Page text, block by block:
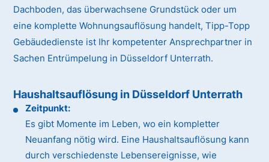
Dachboden, das überwachsene Grundstück oder um
eine komplette Wohnungsauflösung handelt, Tipp-Topp
Gebäudedienste ist Ihr kompetenter Ansprechpartner in
Sachen Entrümpelung in Düsseldorf Unterrath.
Haushaltsauflösung in Düsseldorf Unterrath
Zeitpunkt:
Es gibt Momente im Leben, wo ein kompletter
Neuanfang nötig wird. Eine Haushaltsauflösung kann
durch verschiedenste Lebensereignisse, wie